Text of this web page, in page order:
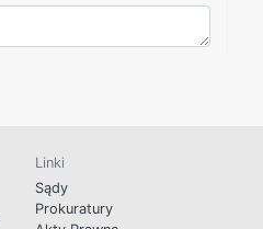
Linki
Sądy
Prokuratury